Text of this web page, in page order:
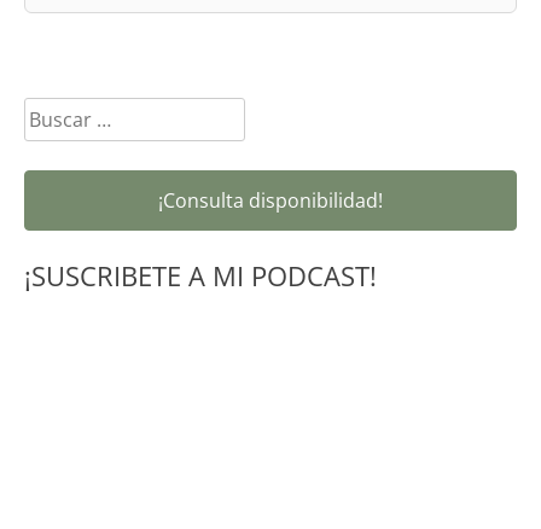
Buscar:
¡Consulta disponibilidad!
¡SUSCRIBETE A MI PODCAST!